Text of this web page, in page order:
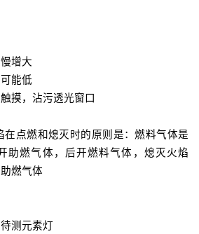
增大
能低
摸，沾污透光窗口
点燃和熄灭时的原则是：燃料气体是
助燃气体，后开燃料气体，熄灭火焰
燃气体
测元素灯